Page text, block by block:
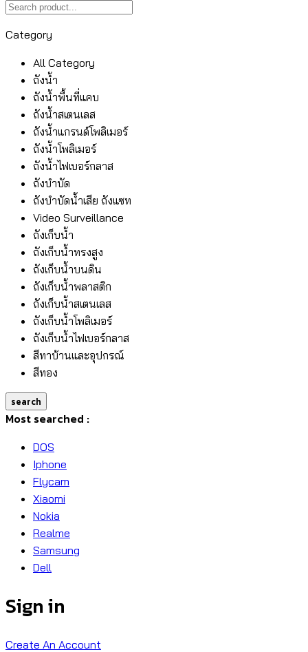
Category
All Category
ถังน้ำ
ถังน้ำพื้นที่แคบ
ถังน้ำสเตนเลส
ถังน้ำแกรนด์โพลิเมอร์
ถังน้ำโพลิเมอร์
ถังน้ำไฟเบอร์กลาส
ถังบำบัด
ถังบำบัดน้ำเสีย ถังแซท
Video Surveillance
ถังเก็บน้ำ
ถังเก็บน้ำทรงสูง
ถังเก็บน้ำบนดิน
ถังเก็บน้ำพลาสติก
ถังเก็บน้ำสเตนเลส
ถังเก็บน้ำโพลิเมอร์
ถังเก็บน้ำไฟเบอร์กลาส
สีทาบ้านและอุปกรณ์
สีทอง
search
Most searched :
DOS
Iphone
Flycam
Xiaomi
Nokia
Realme
Samsung
Dell
Sign in
Create An Account